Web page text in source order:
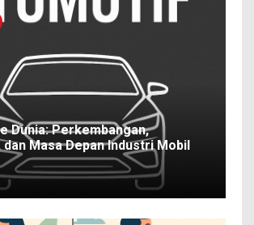
Dunia: Perkembangan,
Masa Depan Industri Mobil